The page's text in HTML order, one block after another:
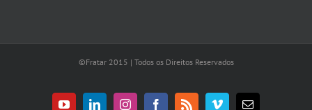
©Fratar 2015 | Todos os Direitos Reservados